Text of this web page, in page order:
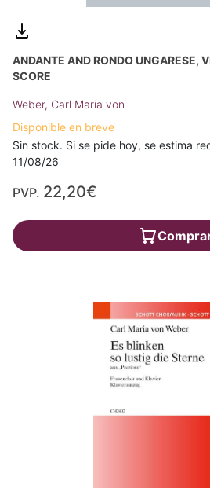
ANDANTE AND RONDO UNGARESE,
SCORE
Weber, Carl Maria von
Disponible en breve
Sin stock. Si se pide hoy, se estima
11/08/26
PVP. 22,20€